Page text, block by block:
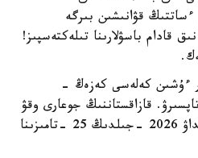
قۋانىشىن بىرگە
قادام باسۋلارىنا تىلەكتەسپىز!
ءۇشىن كەلەسى كەزەڭ -
قازاقستاننىڭ جوعارى وقۋ
ورىندارىندا قۇجاتتاردى قابىلداۋ 2026 -جىلدىڭ 25 -تامىزىنا